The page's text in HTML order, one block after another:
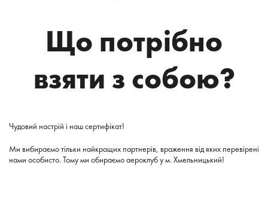
Що потрібно
взяти з собою?
Чудовий настрій і наш сертифікат!
Ми вибираємо тільки найкращих партнерів, враження від яких перевірені
нами особисто. Тому ми обираємо аероклуб у м. Хмельницький!